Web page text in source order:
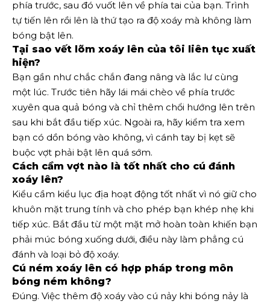
phía trước, sau đó vuốt lên về phía tai của bạn. Trình
tự tiến lên rồi lên là thứ tạo ra độ xoáy mà không làm
bóng bật lên.
Tại sao vết lõm xoáy lên của tôi liên tục xuất
hiện?
Bạn gần như chắc chắn đang nâng và lắc lư cùng
một lúc. Trước tiên hãy lái mái chèo về phía trước
xuyên qua quả bóng và chỉ thêm chổi hướng lên trên
sau khi bắt đầu tiếp xúc. Ngoài ra, hãy kiểm tra xem
bạn có dồn bóng vào không, vì cánh tay bị kẹt sẽ
buộc vợt phải bật lên quá sớm.
Cách cầm vợt nào là tốt nhất cho cú đánh
xoáy lên?
Kiểu cầm kiểu lục địa hoạt động tốt nhất vì nó giữ cho
khuôn mặt trung tính và cho phép bạn khép nhẹ khi
tiếp xúc. Bắt đầu từ một mặt mở hoàn toàn khiến bạn
phải múc bóng xuống dưới, điều này làm phẳng cú
đánh và loại bỏ độ xoáy.
Cú ném xoáy lên có hợp pháp trong môn
bóng ném không?
Đúng. Việc thêm độ xoáy vào cú nảy khi bóng nảy là